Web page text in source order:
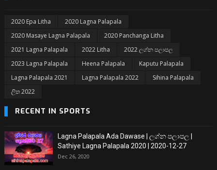
2020 Epa Litha
2020 Lagna Palapala
2020 Masaye Lagna Palapala
2020 Panchanga Litha
2021 Lagna Palapala
2022 Litha
2022 ලග්න පලාපල
2023 Lagna Palapala
Heena Palapala
Kaputu Palapala
Lagna Palapala 2021
Lagna Palapala 2022
Sihina Palapala
ලිත 2022
RECENT IN SPORTS
Lagna Palapala Ada Dawase | ලග්න පලාපල |
Sathiye Lagna Palapala 2020 | 2020-12-27
Dec 26, 2020